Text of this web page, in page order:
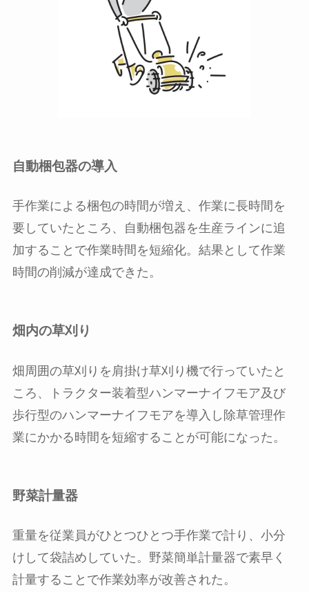
自動梱包器の導入
手作業による梱包の時間が増え、作業に長時間を
要していたところ、自動梱包器を生産ラインに追
加することで作業時間を短縮化。結果として作業
時間の削減が達成できた。
畑内の草刈り
畑周囲の草刈りを肩掛け草刈り機で行っていたと
ころ、トラクター装着型ハンマーナイフモア及び
歩行型のハンマーナイフモアを導入し除草管理作
業にかかる時間を短縮することが可能になった。
野菜計量器
重量を従業員がひとつひとつ手作業で計り、小分
けして袋詰めしていた。野菜簡単計量器で素早く
計量することで作業効率が改善された。